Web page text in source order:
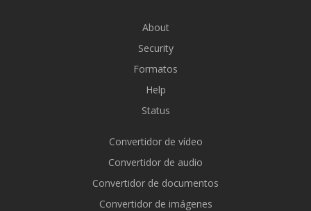
About
Security
Formatos
Help
Status
Convertidor de vídeo
Convertidor de audio
Convertidor de documentos
Convertidor de imágenes